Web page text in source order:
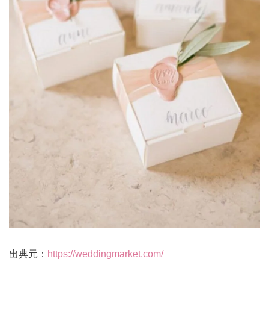
出典元： https://weddingmarket.com/